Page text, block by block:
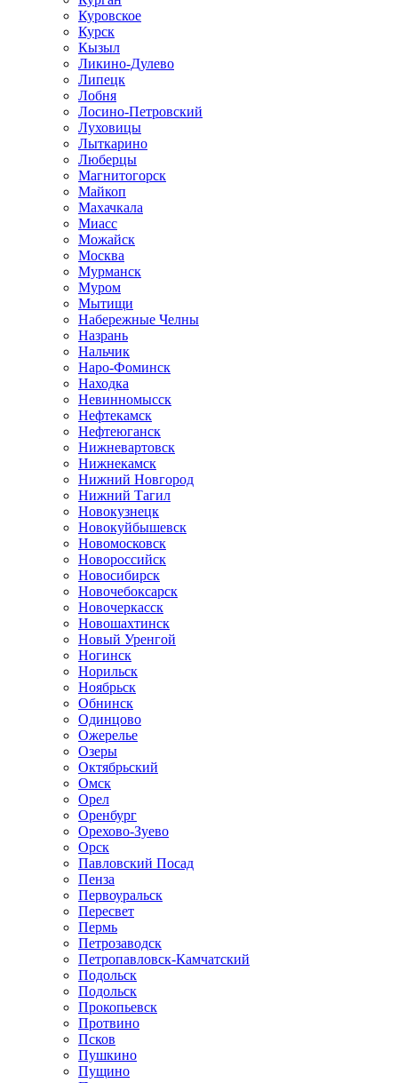
Куровское
Курск
Кызыл
Ликино-Дулево
Липецк
Лобня
Лосино-Петровский
Луховицы
Лыткарино
Люберцы
Магнитогорск
Майкоп
Махачкала
Миасс
Можайск
Москва
Мурманск
Муром
Мытищи
Набережные Челны
Назрань
Нальчик
Наро-Фоминск
Находка
Невинномысск
Нефтекамск
Нефтеюганск
Нижневартовск
Нижнекамск
Нижний Новгород
Нижний Тагил
Новокузнецк
Новокуйбышевск
Новомосковск
Новороссийск
Новосибирск
Новочебоксарск
Новочеркасск
Новошахтинск
Новый Уренгой
Ногинск
Норильск
Ноябрьск
Обнинск
Одинцово
Ожерелье
Озеры
Октябрьский
Омск
Орел
Оренбург
Орехово-Зуево
Орск
Павловский Посад
Пенза
Первоуральск
Пересвет
Пермь
Петрозаводск
Петропавловск-Камчатский
Подольск
Подольск
Прокопьевск
Протвино
Псков
Пушкино
Пущино